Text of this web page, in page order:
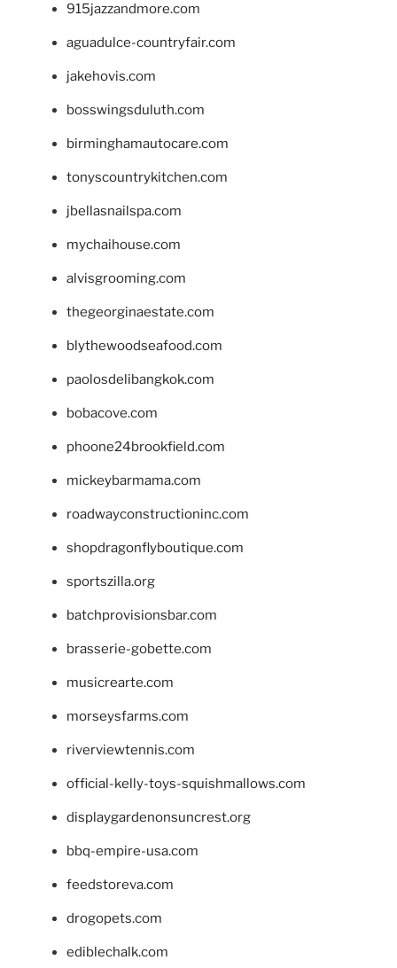
915jazzandmore.com
aguadulce-countryfair.com
jakehovis.com
bosswingsduluth.com
birminghamautocare.com
tonyscountrykitchen.com
jbellasnailspa.com
mychaihouse.com
alvisgrooming.com
thegeorginaestate.com
blythewoodseafood.com
paolosdelibangkok.com
bobacove.com
phoone24brookfield.com
mickeybarmama.com
roadwayconstructioninc.com
shopdragonflyboutique.com
sportszilla.org
batchprovisionsbar.com
brasserie-gobette.com
musicrearte.com
morseysfarms.com
riverviewtennis.com
official-kelly-toys-squishmallows.com
displaygardenonsuncrest.org
bbq-empire-usa.com
feedstoreva.com
drogopets.com
ediblechalk.com